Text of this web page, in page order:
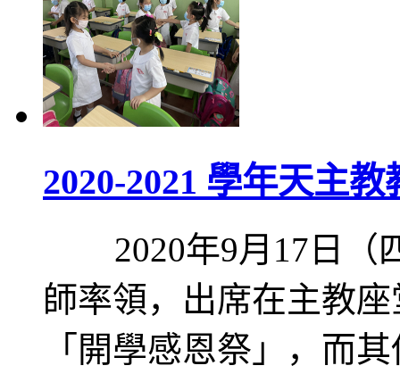
2020-2021 學年天主
2020年9月17日（
師率領，出席在主教
「開學感恩祭」，而